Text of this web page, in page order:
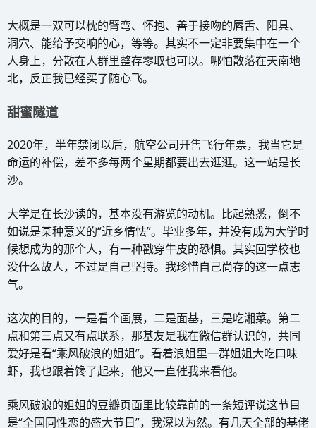
大概是一双可以枕的臂弯、怀抱、善于接吻的唇舌、阳具、
洞穴、能给予交响的心，等等。其实不一定非要集中在一个
人身上，分散在人群里整存零取也可以。哪怕散落在天南地
北，反正我已经买了随心飞。
甜蜜隧道
2020年，半年禁闭以后，航空公司开售飞行年票，我当它是
命运的补偿，差不多每两个星期都要出去逛逛。这一站是长
沙。
大学是在长沙读的，基本没有游览的动机。比起熟悉，倒不
如说是某种意义的“近乡情怯”。毕业多年，并没有成为大学时
候想成为的那个人，有一种戳穿牛皮的恐惧。其实回学校也
没什么故人，不过是自己坚持。我珍惜自己尚存的这一点志
气。
这次的目的，一是看个画展，二是面基，三是吃湘菜。第二
点和第三点又有点联系，那基友是我在微信群认识的，共同
爱好是看“乘风破浪的姐姐”。看着浪姐里一群姐姐大吃口味
虾，我也跟着馋了起来，他又一直催我来看他。
乘风破浪的姐姐的豆瓣页面里比较靠前的一条短评说这节目
是“全国同性恋的盛大节日”，我深以为然。有几天全部的基佬